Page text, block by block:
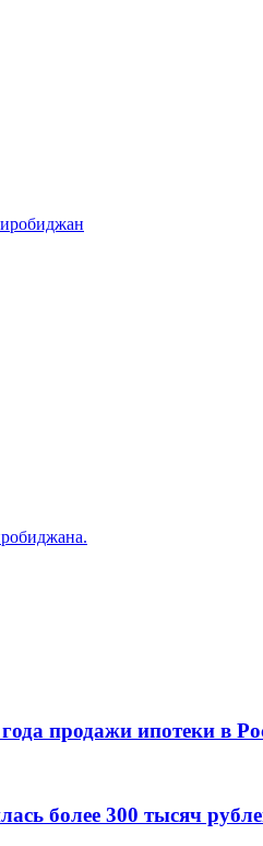
продажи ипотеки в
более 300 тысяч